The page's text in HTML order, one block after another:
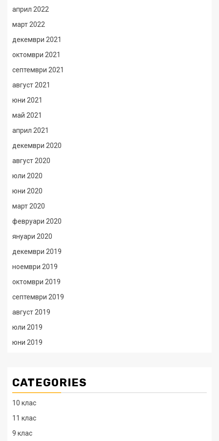
април 2022
март 2022
декември 2021
октомври 2021
септември 2021
август 2021
юни 2021
май 2021
април 2021
декември 2020
август 2020
юли 2020
юни 2020
март 2020
февруари 2020
януари 2020
декември 2019
ноември 2019
октомври 2019
септември 2019
август 2019
юли 2019
юни 2019
CATEGORIES
10 клас
11 клас
9 клас